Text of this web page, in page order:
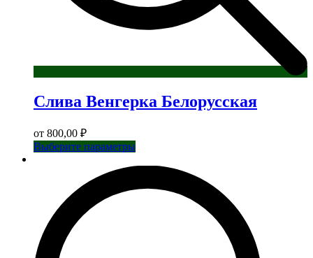
Слива Венгерка Белорусская
от 800,00 ₽
Выберите параметрыЭтот
вариаций.